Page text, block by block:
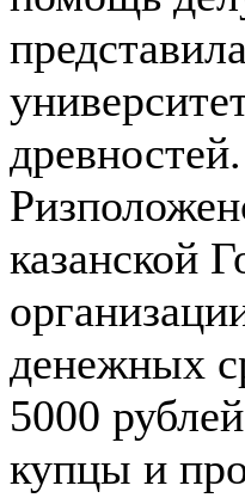
казанской
денежных
5000
купцы и